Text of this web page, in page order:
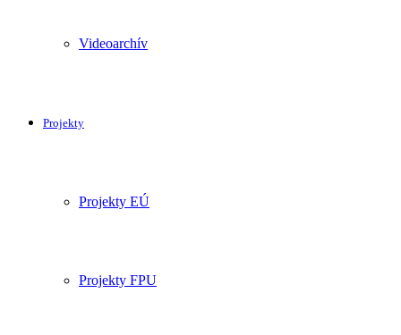
Videoarchív
Projekty
Projekty EÚ
Projekty FPU